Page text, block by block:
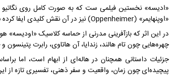
«اوپنهایمر» (Oppenheimer) نیز در آن نقش کلیدی ایفا کرده بود.
در این اثر که بازآفرینی مدرنی از حماسه کلاسیک
چهره‌هایی چون تام هالند، زندایا، آن هاتاوی، رابرت پتینسون
جزئیات داستانی همچنان در هاله‌ای از ابهام است، اما
پیچیده‌ای چون زمان، واقعیت و سفر ذهنی، تفسیری تازه از